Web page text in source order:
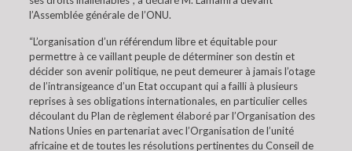
l’Assemblée générale de l’ONU.
“L’organisation d’un référendum libre et équitable pour
permettre à ce vaillant peuple de déterminer son destin et
décider son avenir politique, ne peut demeurer à jamais l’otage
de l’intransigeance d’un Etat occupant qui a failli à plusieurs
reprises à ses obligations internationales, en particulier celles
découlant du Plan de règlement élaboré par l’Organisation des
Nations Unies en partenariat avec l’Organisation de l’unité
africaine et de toutes les résolutions pertinentes du Conseil de